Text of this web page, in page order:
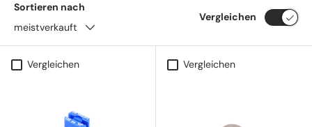
Sortieren nach
meistverkauft
Vergleichen
Vergleichen Vergleichen